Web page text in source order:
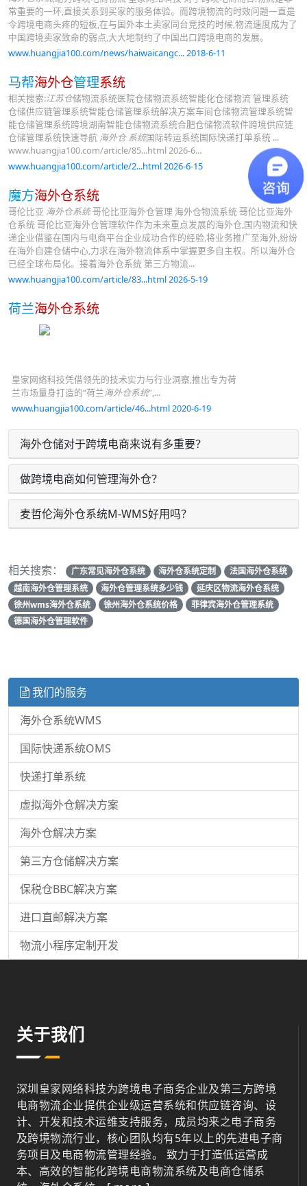
常重要的一环,直接关系到买家的服务体验。而跨境物流的时效问题一直是
令跨境电商头疼的短板,在与国外本土卖家同台竞技的时候,物流速度成为了
中国跨境卖家致命的弱点,大大地制约了中国出口跨境电商的发展。
www.huangjia100.com/news/haiwaicangc... 2018-6-11
马帮海外仓管理系统
相关搜索:江苏仓储物流系统医院仓储物流系统智能化仓储物流 管理系统
仓储供应链管理系统智能仓储管理系统解决方案车间仓储物流管理系统智
能仓储管理系统跨境湖南智能仓储物流系统合肥仓储物流软件跨境供应链
仓储管理系统快速导航 海外仓 系统国际转运系统国际快递打单系统 ...
www.huangjia100.com/article/85...html 2026-6...
www.huangjia100.com/article/2...html 2026-6-15
魔方海外仓系统
哥伦比亚 海外仓系统哥伦比亚海外仓管理 海外仓物流系统 哥伦比亚海外
仓系统 哥伦比亚海外仓管理软件作为未来重点发展的海外仓,国内物流和快
递企业借鉴在国内与电商平台企业成功合作的经验,将业务推广至海外,纷纷
在海外自建仓储中心,力求在海外物流体系中掌握更多自主权。所以海外仓
已经全球布局化。接着海外仓系统 第三方物流...
www.huangjia100.com/article/83...html 2026-5-19
荷兰海外仓系统
皇家网络科技凭借领先的技术实力与行业洞察,推出专为荷
兰市场量身打造的“荷兰海外仓系统”,...
www.huangjia100.com/article/46...html 2020-6-19
海外仓储对于跨境电商来说有多重要？
做跨境电商如何管理海外仓？
麦哲伦海外仓系统M-WMS好用吗？
相关搜索： 广东常见海外仓系统 海外仓系统定制
法国海外仓系统
越南海外仓管理系统
海外仓管理系统多少钱
延庆区物流海外仓系统
徐州wms海外仓系统
徐州海外仓系统价格
菲律宾海外仓管理系统
德国海外仓管理软件
我们的服务
海外仓系统WMS
国际快递系统OMS
快递打单系统
虚拟海外仓解决方案
海外仓解决方案
第三方仓储解决方案
保税仓BBC解决方案
进口直邮解决方案
物流小程序定制开发
关于我们
深圳皇家网络科技为跨境电子商务企业及第三方跨境
电商物流企业提供企业级运营系统和供应链咨询、设
计、开发和技术运维支持服务，成员均来之电子商务
及跨境物流行业，核心团队均有5年以上的先进电子商
务项目及电商物流管理经验。 致力于打造低运营成
本、高效的智能化跨境电商物流系统及电商仓储系